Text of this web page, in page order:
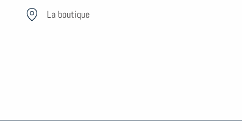
La boutique